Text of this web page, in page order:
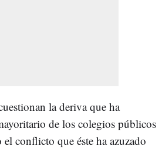
la deriva que ha
de los colegios públicos
conflicto que éste ha azuzado